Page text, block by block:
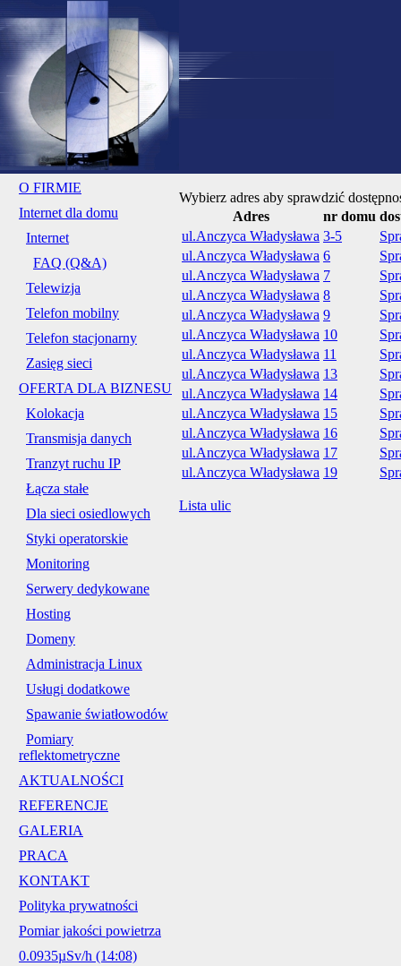
O FIRMIE
Internet dla domu
Internet
FAQ (Q&A)
Telewizja
Telefon mobilny
Telefon stacjonarny
Zasięg sieci
OFERTA DLA BIZNESU
Kolokacja
Transmisja danych
Tranzyt ruchu IP
Łącza stałe
Dla sieci osiedlowych
Styki operatorskie
Monitoring
Serwery dedykowane
Hosting
Domeny
Administracja Linux
Usługi dodatkowe
Spawanie światłowodów
Pomiary
reflektometryczne
AKTUALNOŚCI
REFERENCJE
GALERIA
PRACA
KONTAKT
Polityka prywatności
Pomiar jakości powietrza
0.0935µSv/h (14:08)
Wybierz adres aby sprawdzić
Adres
nr domu
ul.Anczyca Władysława 3-5
ul.Anczyca Władysława 6
ul.Anczyca Władysława 7
ul.Anczyca Władysława 8
ul.Anczyca Władysława 9
ul.Anczyca Władysława 10
ul.Anczyca Władysława 11
ul.Anczyca Władysława 13
ul.Anczyca Władysława 14
ul.Anczyca Władysława 15
ul.Anczyca Władysława 16
ul.Anczyca Władysława 17
ul.Anczyca Władysława 19
Lista ulic